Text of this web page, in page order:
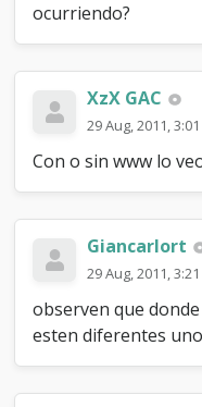
ocurriendo?
XzX GAC
29 Aug, 2011,
Con o sin www lo
Giancarlort
29 Aug, 2011,
observen que
esten diferentes